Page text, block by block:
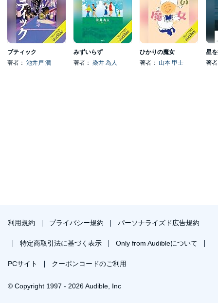
ブティック
著者： 池井戸 潤
みずいらず
著者： 染井 為人
ひかりの魔女
著者： 山本 甲士
星
著
利用規約 プライバシー規約 パーソナライズド広告規約
特定商取引法に基づく表示 Only from Audibleについて
PCサイト クーポンコードのご利用
© Copyright 1997 - 2026 Audible, Inc